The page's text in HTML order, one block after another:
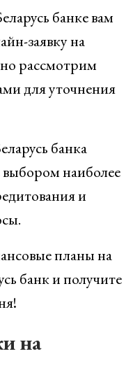
банке вам
заявку на
рассмотрим
для уточнения
банка
выбором наиболее
и
планы на
банк и получите
на